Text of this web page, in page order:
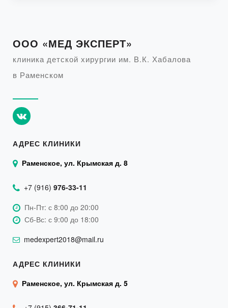
ООО «МЕД ЭКСПЕРТ»
клиника детской хирургии им. В.К. Хабалова
в Раменском
АДРЕС КЛИНИКИ
Раменское, ул. Крымская д. 8
+7 (916) 976-33-11
Пн-Пт: с 8:00 до 20:00
Сб-Вс: с 9:00 до 18:00
medexpert2018@mail.ru
АДРЕС КЛИНИКИ
Раменское, ул. Крымская д. 5